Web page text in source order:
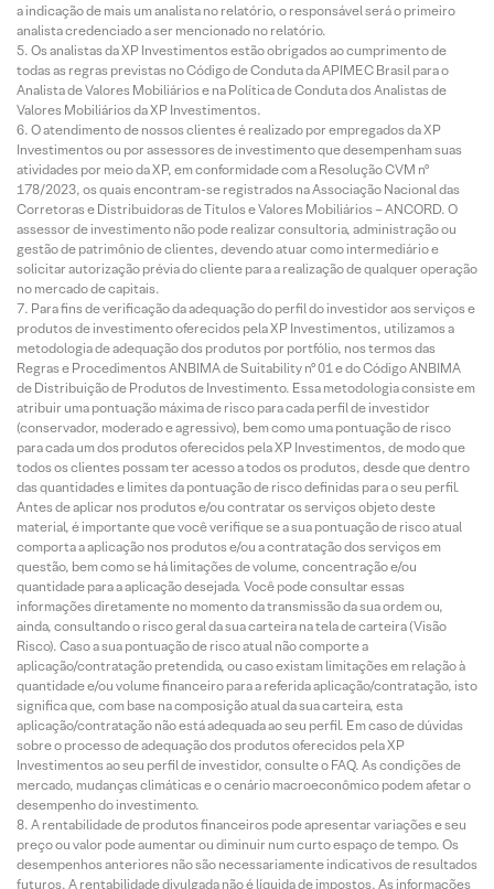
a indicação de mais um analista no relatório, o responsável será o primeiro
analista credenciado a ser mencionado no relatório.
Os analistas da XP Investimentos estão obrigados ao cumprimento de
todas as regras previstas no Código de Conduta da APIMEC Brasil para o
Analista de Valores Mobiliários e na Política de Conduta dos Analistas de
Valores Mobiliários da XP Investimentos.
O atendimento de nossos clientes é realizado por empregados da XP
Investimentos ou por assessores de investimento que desempenham suas
atividades por meio da XP, em conformidade com a Resolução CVM nº
178/2023, os quais encontram-se registrados na Associação Nacional das
Corretoras e Distribuidoras de Títulos e Valores Mobiliários – ANCORD. O
assessor de investimento não pode realizar consultoria, administração ou
gestão de patrimônio de clientes, devendo atuar como intermediário e
solicitar autorização prévia do cliente para a realização de qualquer operação
no mercado de capitais.
Para fins de verificação da adequação do perfil do investidor aos serviços e
produtos de investimento oferecidos pela XP Investimentos, utilizamos a
metodologia de adequação dos produtos por portfólio, nos termos das
Regras e Procedimentos ANBIMA de Suitability nº 01 e do Código ANBIMA
de Distribuição de Produtos de Investimento. Essa metodologia consiste em
atribuir uma pontuação máxima de risco para cada perfil de investidor
(conservador, moderado e agressivo), bem como uma pontuação de risco
para cada um dos produtos oferecidos pela XP Investimentos, de modo que
todos os clientes possam ter acesso a todos os produtos, desde que dentro
das quantidades e limites da pontuação de risco definidas para o seu perfil.
Antes de aplicar nos produtos e/ou contratar os serviços objeto deste
material, é importante que você verifique se a sua pontuação de risco atual
comporta a aplicação nos produtos e/ou a contratação dos serviços em
questão, bem como se há limitações de volume, concentração e/ou
quantidade para a aplicação desejada. Você pode consultar essas
informações diretamente no momento da transmissão da sua ordem ou,
ainda, consultando o risco geral da sua carteira na tela de carteira (Visão
Risco). Caso a sua pontuação de risco atual não comporte a
aplicação/contratação pretendida, ou caso existam limitações em relação à
quantidade e/ou volume financeiro para a referida aplicação/contratação, isto
significa que, com base na composição atual da sua carteira, esta
aplicação/contratação não está adequada ao seu perfil. Em caso de dúvidas
sobre o processo de adequação dos produtos oferecidos pela XP
Investimentos ao seu perfil de investidor, consulte o FAQ. As condições de
mercado, mudanças climáticas e o cenário macroeconômico podem afetar o
desempenho do investimento.
A rentabilidade de produtos financeiros pode apresentar variações e seu
preço ou valor pode aumentar ou diminuir num curto espaço de tempo. Os
desempenhos anteriores não são necessariamente indicativos de resultados
futuros. A rentabilidade divulgada não é líquida de impostos. As informações